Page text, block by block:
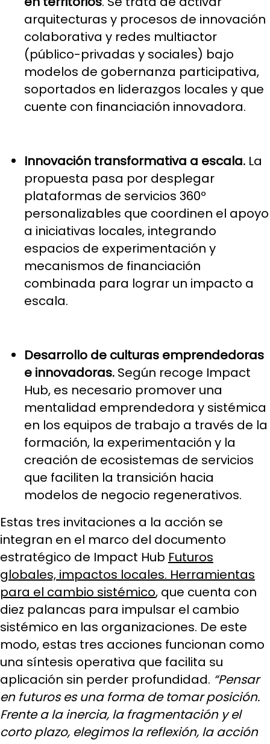
arquitecturas y procesos de innovación
colaborativa y redes multiactor
(público-privadas y sociales) bajo
modelos de gobernanza participativa,
soportados en liderazgos locales y que
cuente con financiación innovadora.
Innovación transformativa a escala. La
propuesta pasa por desplegar
plataformas de servicios 360º
personalizables que coordinen el apoyo
a iniciativas locales, integrando
espacios de experimentación y
mecanismos de financiación
combinada para lograr un impacto a
escala.
Desarrollo de culturas emprendedoras
e innovadoras. Según recoge Impact
Hub, es necesario promover una
mentalidad emprendedora y sistémica
en los equipos de trabajo a través de la
formación, la experimentación y la
creación de ecosistemas de servicios
que faciliten la transición hacia
modelos de negocio regenerativos.
Estas tres invitaciones a la acción se
integran en el marco del documento
estratégico de Impact Hub Futuros
globales, impactos locales. Herramientas
para el cambio sistémico, que cuenta con
diez palancas para impulsar el cambio
sistémico en las organizaciones. De este
modo, estas tres acciones funcionan como
una síntesis operativa que facilita su
aplicación sin perder profundidad. “Pensar
en futuros es una forma de tomar posición.
Frente a la inercia, la fragmentación y el
corto plazo, elegimos la reflexión, la acción